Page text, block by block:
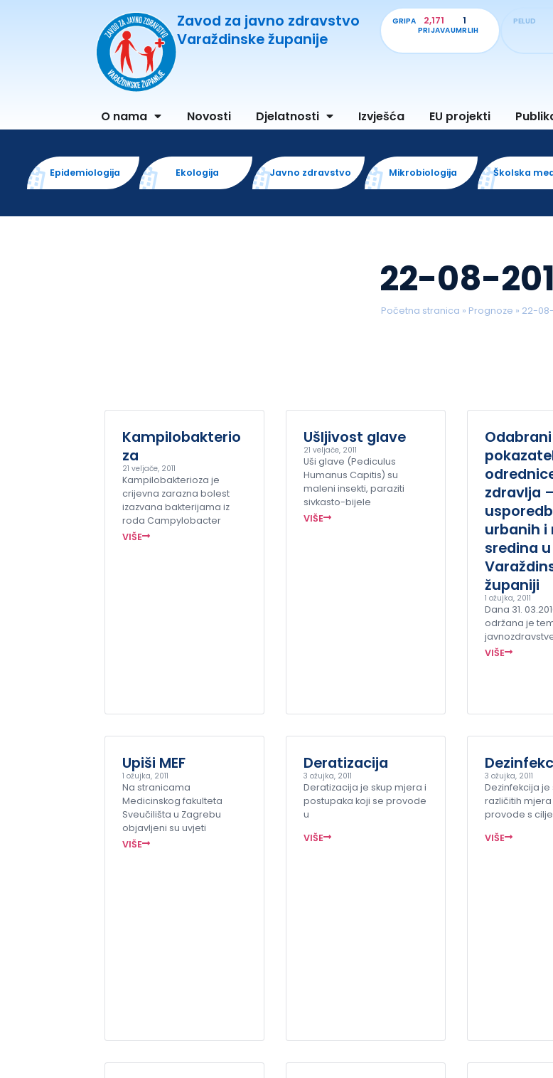
Zavod za javno zdravstvo
Varaždinske županije
GRIPA
PRIJAVA
2,171
UMRLIH
1 PELUD
O nama Novosti Djelatnosti Izvješća EU projekti
Epidemiologija Ekologija Javno zdravstvo Mikrobiologija Školska
22-08-
Početna stranica » Prognoze » 22-
Kampilobakterio
za
21 veljače, 2011
Kampilobakterioza je
crijevna zarazna bolest
izazvana bakterijama iz
roda Campylobacter
VIŠE
Ušljivost glave
21 veljače, 2011
Uši glave (Pediculus
Humanus Capitis) su
maleni insekti, paraziti
sivkasto-bijele
VIŠE
Odabrani
zdravlja –
urbanih i
sredina u
županiji
1 ožujka, 2011
Dana 31.
održana je
VIŠE
Upiši MEF
1 ožujka, 2011
Na stranicama
Medicinskog fakulteta
Sveučilišta u Zagrebu
objavljeni su uvjeti
VIŠE
Deratizacija
3 ožujka, 2011
Deratizacija je skup mjera i
postupaka koji se provode
u
VIŠE
3 ožujka, 2011
Dezinfekcija je
različitih mjera
provode s
VIŠE